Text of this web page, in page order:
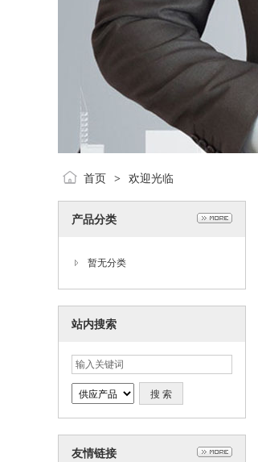
首页 > 欢迎光临
产品分类
暂无分类
站内搜索
友情链接